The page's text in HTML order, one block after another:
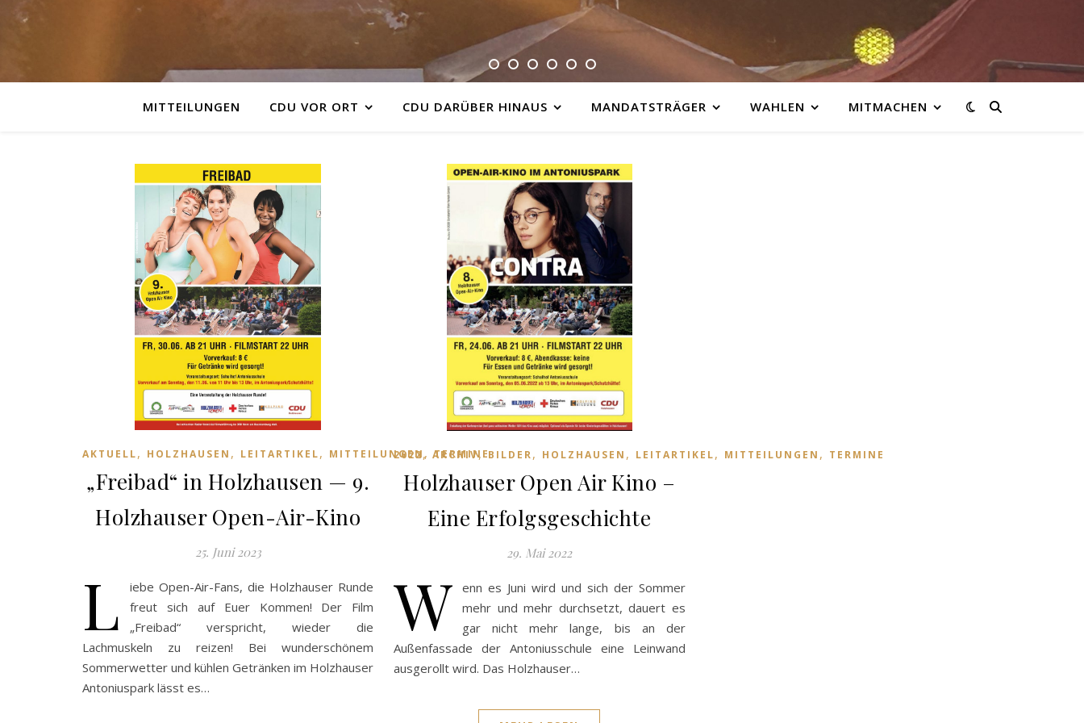
MITTEILUNGEN CDU VOR ORT CDU DARÜBER HINAUS MANDATSTRÄGER WAHLEN MITMACHEN
AKTUELL, HOLZHAUSEN , LEITARTIKEL, MITTEILUNGEN,TERMINE
„Freibad“ in Holzhausen — 9.
Holzhauser Open-Air-Kino
25. Juni 2023
L
iebe Open-Air-Fans, die Holzhauser Runde
freut sich auf Euer Kommen! Der Film
„Freibad“ verspricht, wieder die
Lachmuskeln zu reizen! Bei wunderschönem
Sommerwetter und kühlen Getränken im Holzhauser
Antoniuspark lässt es…
2022,ARCHIV,BILDER, HOLZHAUSEN , LEITARTIKEL, MITTEILUNGEN , TERMINE
Holzhauser Open Air Kino –
Eine Erfolgsgeschichte
29. Mai 2022
W
enn es Juni wird und sich der Sommer
mehr und mehr durchsetzt, dauert es
gar nicht mehr lange, bis an der
Außenfassade der Antoniusschule eine Leinwand
ausgerollt wird. Das Holzhauser…